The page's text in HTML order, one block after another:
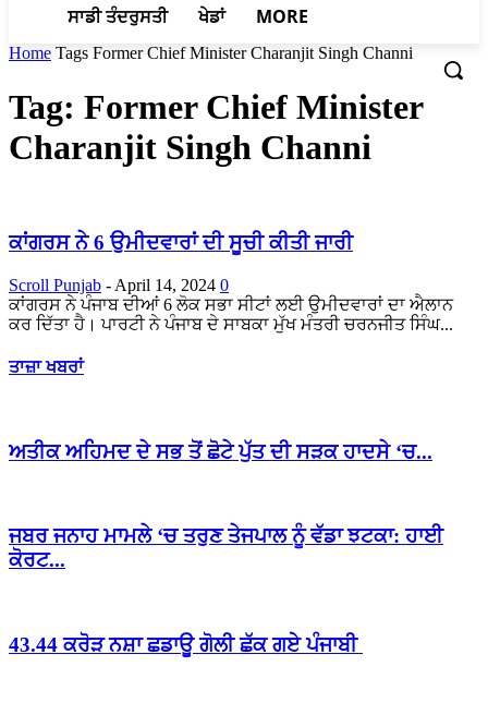
ਸਾਡੀ ਤੰਦਰੁਸਤੀ ਖੇਡਾਂ MORE
Home Tags Former Chief Minister Charanjit Singh Channi
Tag: Former Chief Minister
Charanjit Singh Channi
ਕਾਂਗਰਸ ਨੇ 6 ਉਮੀਦਵਾਰਾਂ ਦੀ ਸੂਚੀ ਕੀਤੀ ਜਾਰੀ
Scroll Punjab - April 14, 2024 0
ਕਾਂਗਰਸ ਨੇ ਪੰਜਾਬ ਦੀਆਂ 6 ਲੋਕ ਸਭਾ ਸੀਟਾਂ ਲਈ ਉਮੀਦਵਾਰਾਂ ਦਾ ਐਲਾਨ
ਕਰ ਦਿੱਤਾ ਹੈ। ਪਾਰਟੀ ਨੇ ਪੰਜਾਬ ਦੇ ਸਾਬਕਾ ਮੁੱਖ ਮੰਤਰੀ ਚਰਨਜੀਤ ਸਿੰਘ...
ਤਾਜ਼ਾ ਖਬਰਾਂ
ਅਤੀਕ ਅਹਿਮਦ ਦੇ ਸਭ ਤੋਂ ਛੋਟੇ ਪੁੱਤ ਦੀ ਸੜਕ ਹਾਦਸੇ ‘ਚ...
ਜਬਰ ਜਨਾਹ ਮਾਮਲੇ ‘ਚ ਤਰੁਣ ਤੇਜਪਾਲ ਨੂੰ ਵੱਡਾ ਝਟਕਾ: ਹਾਈ
ਕੋਰਟ...
43.44 ਕਰੋੜ ਨਸ਼ਾ ਛਡਾਊ ਗੋਲੀ ਛੱਕ ਗਏ ਪੰਜਾਬੀ